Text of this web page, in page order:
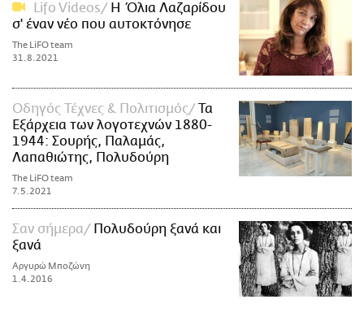
Lifo Videos
Η Όλια Λαζαρίδου
σ' έναν νέο που αυτοκτόνησε
The LiFO team
31.8.2021
Οδηγός Τέχνες & Πολιτισμός
Τα
Εξάρχεια των λογοτεχνών 1880-
1944: Σουρής, Παλαμάς,
Λαπαθιώτης, Πολυδούρη
The LiFO team
7.5.2021
Σαν σήμερα
Πολυδούρη ξανά και
ξανά
Αργυρώ Μποζώνη
1.4.2016